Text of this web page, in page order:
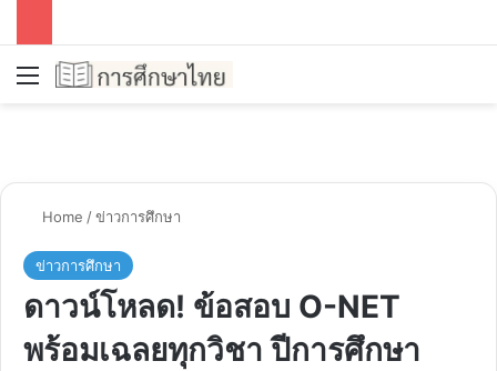
Menu
Home /ข่าวการศึกษา
ข่าวการศึกษา
ดาวน์โหลด! ข้อสอบ O-NET
พร้อมเฉลยทุกวิชา ปีการศึกษา